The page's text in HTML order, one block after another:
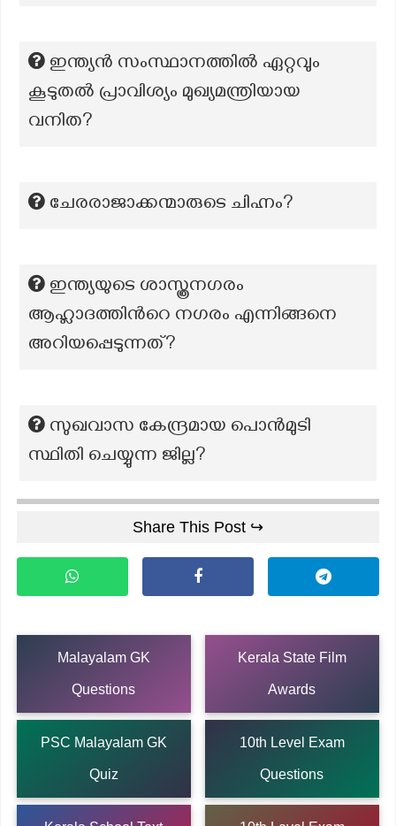
ഇന്ത്യൻ സംസ്ഥാനത്തിൽ ഏറ്റവും
കൂടുതൽ പ്രാവിശ്യം മുഖ്യമന്ത്രിയായ
വനിത?
ചേരരാജാക്കന്മാരുടെ ചിഹ്നം?
ഇന്ത്യയുടെ ശാസ്ത്രനഗരം
ആഹ്ലാദത്തിന്‍റെ നഗരം എന്നിങ്ങനെ
അറിയപ്പെടുന്നത്?
സുഖവാസ കേന്ദ്രമായ പൊൻമുടി
സ്ഥിതി ചെയ്യുന്ന ജില്ല?
Share This Post ↪
Malayalam GK
Questions
Kerala State Film
Awards
PSC Malayalam GK
Quiz
10th Level Exam
Questions